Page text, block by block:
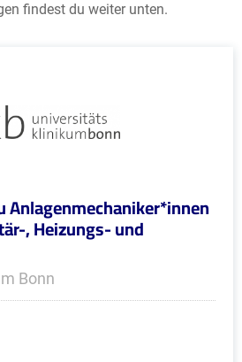
findest du weiter unten.
Anlagenmechaniker*innen
, Heizungs- und
Bonn